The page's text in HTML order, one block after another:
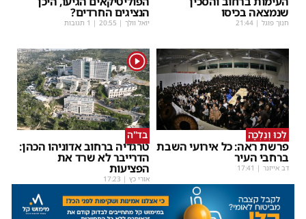
שנמצאה בכיסו
חנוך פוגל |
21:44
הנציגים החרדים?
יואל וולך |
20:55 | 1 תגובות
לְכוּ וְנֵלְכָה
פרשת ראה: כל אירועי השבת
ברחבי העיר
דב אייזנר |
17:41
1
בד"ה
טרגדיה ברחוב אדוניהו הכהן:
הדרייבר לא שרד את
הפציעות
אורי כץ |
17:23